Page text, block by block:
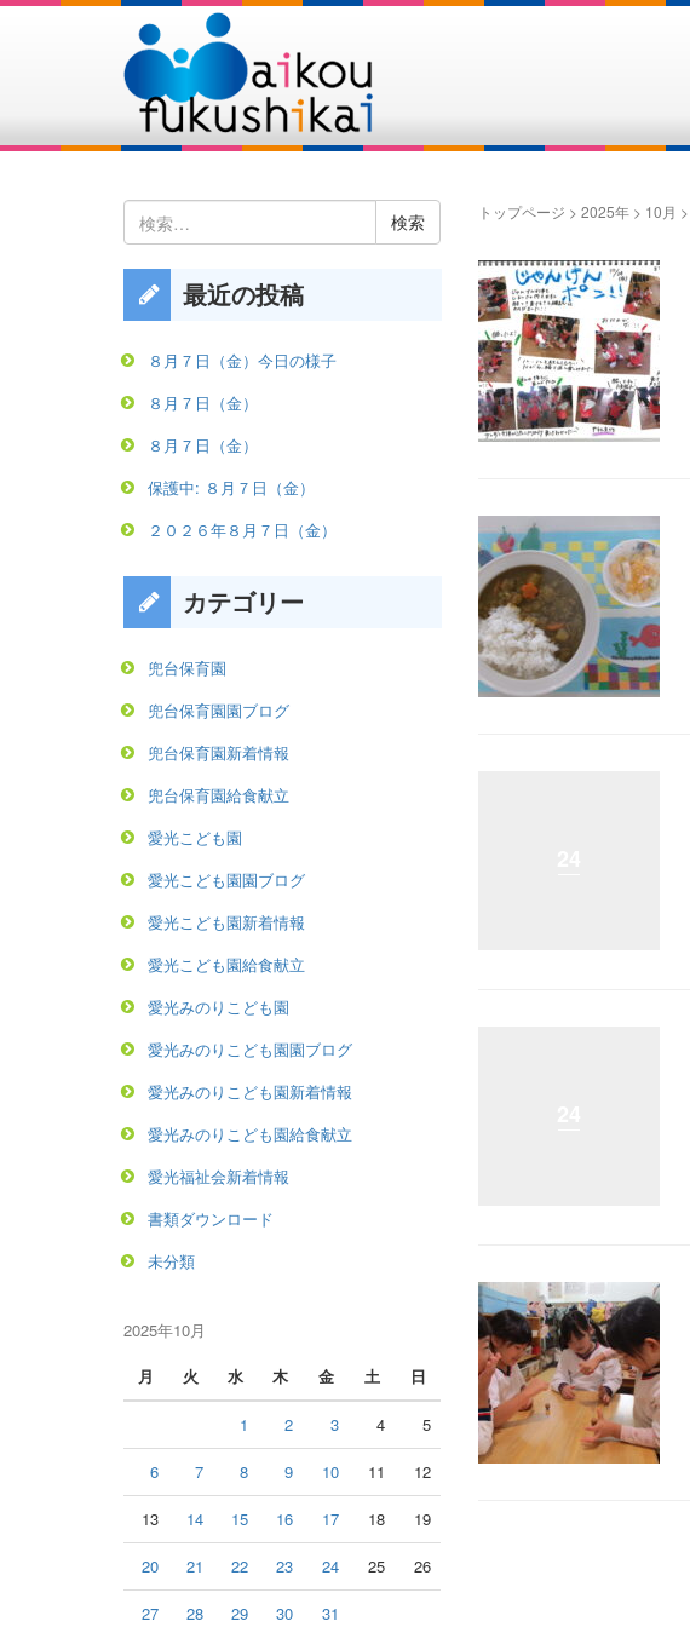
トップページ > 2025年> 10月 >
検
索:
最近の投稿
８月７日（金）今日の様子
８月７日（金）
８月７日（金）
保護中: ８月７日（金）
２０２６年８月７日（金）
カテゴリー
兜台保育園
兜台保育園園ブログ
兜台保育園新着情報
兜台保育園給食献立
愛光こども園
愛光こども園園ブログ
愛光こども園新着情報
愛光こども園給食献立
愛光みのりこども園
愛光みのりこども園園ブログ
愛光みのりこども園新着情報
愛光みのりこども園給食献立
愛光福祉会新着情報
書類ダウンロード
未分類
2025年10月
月
火 水 木 金 土 日
1 2 3 4 5
6 7 8 9 10 11 12
13 14 15 16 17 18 19
20 21 22 23 24 25 26
27 28 29 30 31